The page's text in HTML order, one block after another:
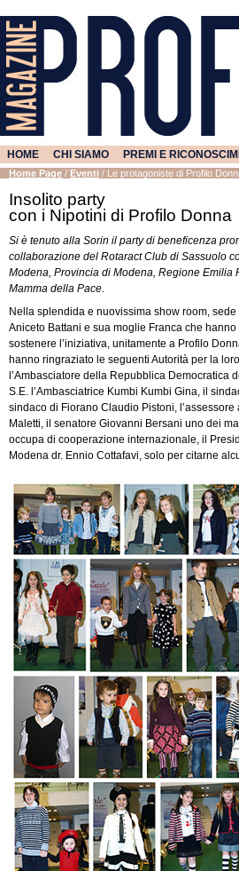
HOME CHI SIAMO PREMI E
Home Page / Eventi / Le protagoniste di Profilo
Insolito party
con i Nipotini di Profilo Donna
Si è tenuto alla Sorin il party di beneficenza
collaborazione del Rotaract Club di Sassuolo
Modena, Provincia di Modena, Regione Emilia
Mamma della Pace.
Nella splendida e nuovissima show room,
Aniceto Battani e sua moglie Franca che
sostenere l’iniziativa, unitamente a Profilo
hanno ringraziato le seguenti Autorità per la
l’Ambasciatore della Repubblica Democratica
S.E. l’Ambasciatrice Kumbi Kumbi Gina, il
sindaco di Fiorano Claudio Pistoni,
Maletti, il senatore Giovanni Bersani uno dei
occupa di cooperazione internazionale, il
Modena dr. Ennio Cottafavi, solo per citarne